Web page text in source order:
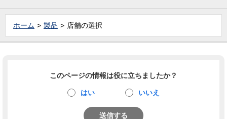
ホーム 製品 店舗の選択
このページの情報は役に立ちましたか？
はい いいえ
送信する